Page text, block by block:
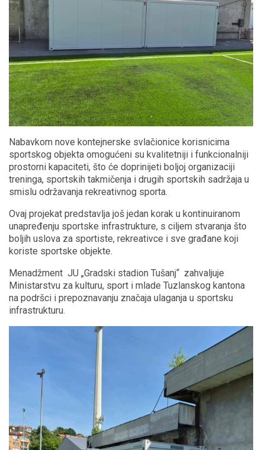
Nabavkom nove kontejnerske svlačionice korisnicima
sportskog objekta omogućeni su kvalitetniji i funkcionalniji
prostorni kapaciteti, što će doprinijeti boljoj organizaciji
treninga, sportskih takmičenja i drugih sportskih sadržaja u
smislu održavanja rekreativnog sporta.
Ovaj projekat predstavlja još jedan korak u kontinuiranom
unapređenju sportske infrastrukture, s ciljem stvaranja što
boljih uslova za sportiste, rekreativce i sve građane koji
koriste sportske objekte.
Menadžment JU „Gradski stadion Tušanj“ zahvaljuje
Ministarstvu za kulturu, sport i mlade Tuzlanskog kantona
na podršci i prepoznavanju značaja ulaganja u sportsku
infrastrukturu.